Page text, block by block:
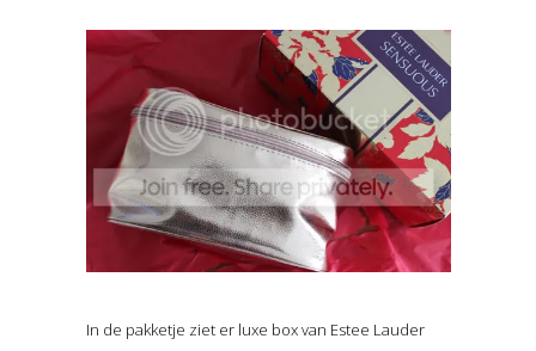
In de pakketje ziet er luxe box van Estee Lauder